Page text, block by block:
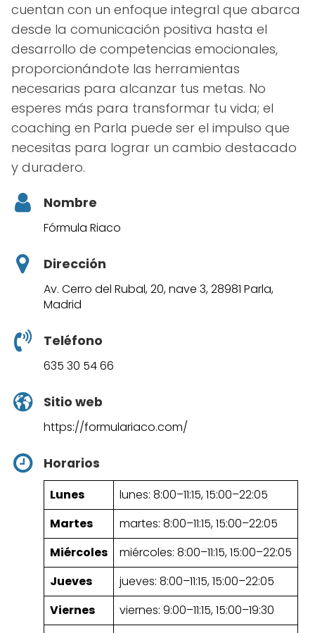
cuentan con un enfoque integral que abarca
desde la comunicación positiva hasta el
desarrollo de competencias emocionales,
proporcionándote las herramientas
necesarias para alcanzar tus metas. No
esperes más para transformar tu vida; el
coaching en Parla puede ser el impulso que
necesitas para lograr un cambio destacado
y duradero.
Nombre
Fórmula Riaco
Dirección
Av. Cerro del Rubal, 20, nave 3, 28981 Parla,
Madrid
Teléfono
635 30 54 66
Sitio web
https://formulariaco.com/
Horarios
Lunes
lunes: 8:00–11:15, 15:00–22:05
Martes
martes: 8:00–11:15, 15:00–22:05
Miércoles
miércoles: 8:00–11:15, 15:00–22:05
Jueves
jueves: 8:00–11:15, 15:00–22:05
Viernes
viernes: 9:00–11:15, 15:00–19:30